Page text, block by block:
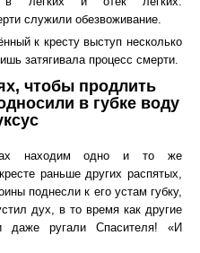
служили обезвоживание.
к кресту выступ несколько
затягивала процесс смерти.
чтобы продлить
в губке воду
находим одно и то же
раньше других распятых,
поднесли к его устам губку,
дух, в то время как другие
ругали Спасителя! «И